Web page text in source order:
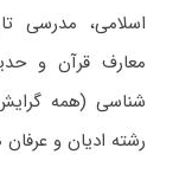
اسلامی، مدرسی
معارف قرآن و
شناسی (همه
رشته ادیان و